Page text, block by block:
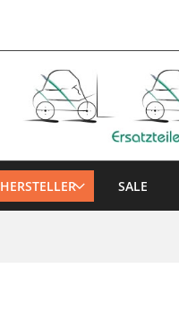
HERSTELLER SALE